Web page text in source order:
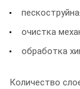
очистка
обработка
Количество